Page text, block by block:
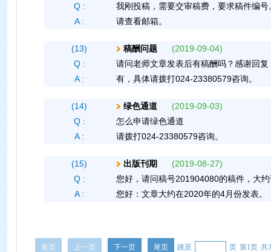
Q :
我刚投稿，需要交审稿费，要求稿件编
A :
请查看邮箱。
(13) 稿酬问题
(2019-09-04)
Q :
请问老师文章发表后有稿酬吗？感谢回复
A :
有，具体请拨打024-23380579咨询。
(14) 绿色通道
(2019-09-03)
Q :
怎么申请绿色通道
A :
请拨打024-23380579咨询。
(15) 出版刊期
(2019-08-27)
Q :
您好，请问稿号201904080的稿件，大
A :
您好：文章大约在2020年的4月份发表。
跳至 页 第1页 共
首页 上一页 下一页 尾页